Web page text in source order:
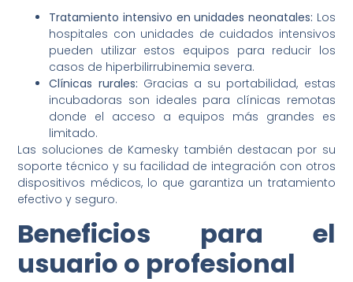
Tratamiento intensivo en unidades neonatales: Los
hospitales con unidades de cuidados intensivos
pueden utilizar estos equipos para reducir los
casos de hiperbilirrubinemia severa.
Clínicas rurales: Gracias a su portabilidad, estas
incubadoras son ideales para clínicas remotas
donde el acceso a equipos más grandes es
limitado.
Las soluciones de Kamesky también destacan por su
soporte técnico y su facilidad de integración con otros
dispositivos médicos, lo que garantiza un tratamiento
efectivo y seguro.
Beneficios para el
usuario o profesional